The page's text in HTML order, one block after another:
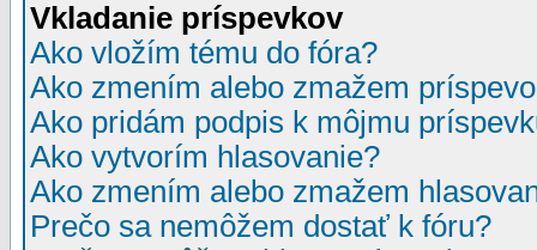
Vkladanie príspevkov
Ako vložím tému do fóra?
Ako zmením alebo zmažem
Ako pridám podpis k môjmu
Ako vytvorím hlasovanie?
Ako zmením alebo zmažem
Prečo sa nemôžem dostať k fóru?